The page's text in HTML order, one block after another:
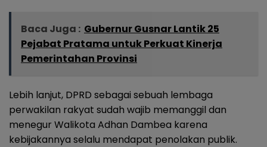
Baca Juga : Gubernur Gusnar Lantik 25
Pejabat Pratama untuk Perkuat Kinerja
Pemerintahan Provinsi
Lebih lanjut, DPRD sebagai sebuah lembaga
perwakilan rakyat sudah wajib memanggil dan
menegur Walikota Adhan Dambea karena
kebijakannya selalu mendapat penolakan publik.